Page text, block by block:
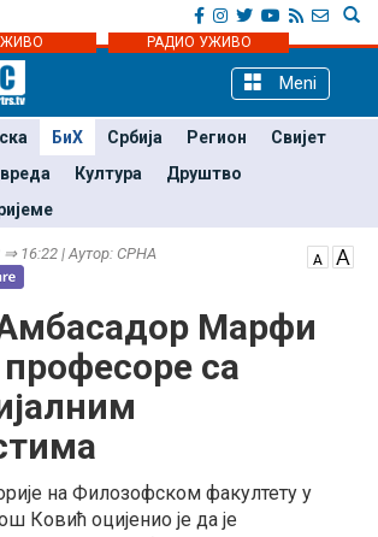
РАДИО УЖИВО
Meni
БиХ Србија Регион
Свијет
Култура
Друштво
16:22 | Аутор: СРНА
Марфи
са
на Филозофском факултету у
Ковић оцијенио је да је